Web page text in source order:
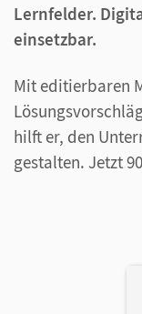
Lernfelder.
einsetzbar.
Mit editierbaren
hilft er, den
gestalten. Jetzt